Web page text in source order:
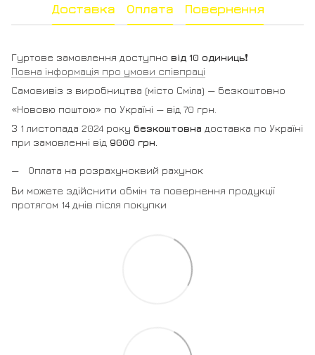
Доставка Оплата Повернення
Гуртове замовлення доступно від 10 одиниць❗️
Повна інформація про умови співпраці
Самовивіз з виробництва (місто Сміла) — безкоштовно
«Нововю поштою» по Україні — від 70 грн.
З 1 листопада 2024 року безкоштовна доставка по Україні
при замовленні від 9000 грн.
Оплата на розрахуноквий рахунок
Ви можете здійснити обмін та повернення продукції
протягом 14 днів після покупки